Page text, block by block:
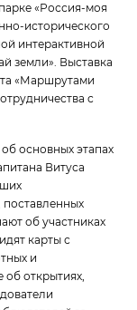
«Россия-моя
исторического
интерактивной
земли». Выставка
«Маршрутами
с
основных этапах
Витуса
поставленных
об участниках
карты с
и
об открытиях,